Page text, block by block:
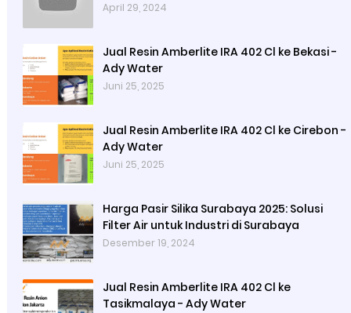
April 29, 2024
Jual Resin Amberlite IRA 402 Cl ke Bekasi -
Ady Water
Juni 25, 2025
Jual Resin Amberlite IRA 402 Cl ke Cirebon -
Ady Water
Juni 25, 2025
Harga Pasir Silika Surabaya 2025: Solusi
Filter Air untuk Industri di Surabaya
Desember 19, 2024
Jual Resin Amberlite IRA 402 Cl ke
Tasikmalaya - Ady Water